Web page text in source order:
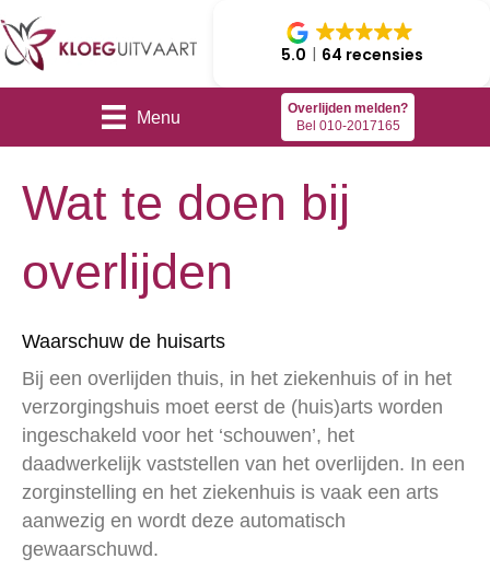
5.0 64 recensies
Menu
Overlijden melden?
Bel 010-2017165
Wat te doen bij
overlijden
Waarschuw de huisarts
Bij een overlijden thuis, in het ziekenhuis of in het
verzorgingshuis moet eerst de (huis)arts worden
ingeschakeld voor het ‘schouwen’, het
daadwerkelijk vaststellen van het overlijden. In een
zorginstelling en het ziekenhuis is vaak een arts
aanwezig en wordt deze automatisch
gewaarschuwd.